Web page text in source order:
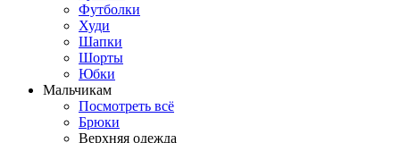
Футболки
Худи
Шапки
Шорты
Юбки
Мальчикам
Посмотреть всё
Брюки
Верхняя одежда